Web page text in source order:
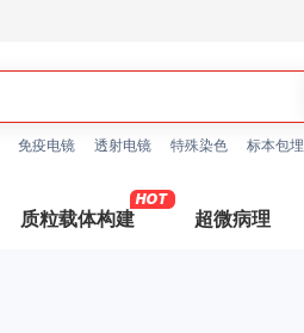
免疫电镜 透射电镜 特殊染色 标本包埋
质粒载体构建 超微病理